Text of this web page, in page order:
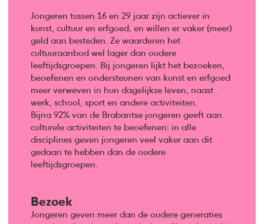
Jongeren tussen 16 en 29 jaar zijn actiever in
kunst, cultuur en erfgoed, en willen er vaker (meer)
geld aan besteden. Ze waarderen het
cultuuraanbod wel lager dan oudere
leeftijdsgroepen. Bij jongeren lijkt het bezoeken,
beoefenen en ondersteunen van kunst en erfgoed
meer verweven in hun dagelijkse leven, naast
werk, school, sport en andere activiteiten.
Bijna 92% van de Brabantse jongeren geeft aan
culturele activiteiten te beoefenen: in alle
disciplines geven jongeren veel vaker aan dit
gedaan te hebben dan de oudere
leeftijdsgroepen.
Bezoek
Jongeren geven meer dan de oudere generaties